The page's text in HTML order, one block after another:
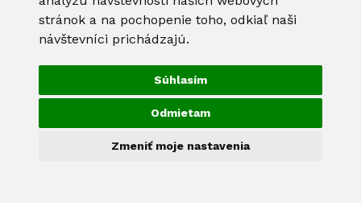
stránok a na pochopenie toho, odkiaľ naši
návštevníci prichádzajú.
Súhlasím
Odmietam
Zmeniť moje nastavenia